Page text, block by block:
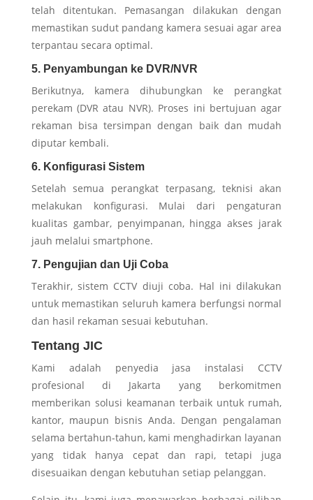
telah ditentukan. Pemasangan dilakukan dengan
memastikan sudut pandang kamera sesuai agar area
terpantau secara optimal.
5. Penyambungan ke DVR/NVR
Berikutnya, kamera dihubungkan ke perangkat
perekam (DVR atau NVR). Proses ini bertujuan agar
rekaman bisa tersimpan dengan baik dan mudah
diputar kembali.
6. Konfigurasi Sistem
Setelah semua perangkat terpasang, teknisi akan
melakukan konfigurasi. Mulai dari pengaturan
kualitas gambar, penyimpanan, hingga akses jarak
jauh melalui smartphone.
7. Pengujian dan Uji Coba
Terakhir, sistem CCTV diuji coba. Hal ini dilakukan
untuk memastikan seluruh kamera berfungsi normal
dan hasil rekaman sesuai kebutuhan.
Tentang JIC
Kami adalah penyedia jasa instalasi CCTV
profesional di Jakarta yang berkomitmen
memberikan solusi keamanan terbaik untuk rumah,
kantor, maupun bisnis Anda. Dengan pengalaman
selama bertahun-tahun, kami menghadirkan layanan
yang tidak hanya cepat dan rapi, tetapi juga
disesuaikan dengan kebutuhan setiap pelanggan.